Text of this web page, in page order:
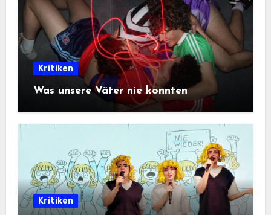
Kritiken
Was unsere Väter nie konnten
Kritiken